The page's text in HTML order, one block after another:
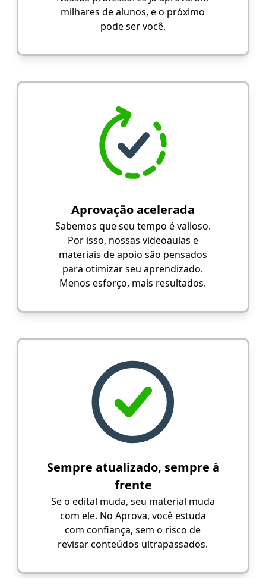
milhares de alunos, e o próximo
pode ser você.
Aprovação acelerada
Sabemos que seu tempo é valioso.
Por isso, nossas videoaulas e
materiais de apoio são pensados
para otimizar seu aprendizado.
Menos esforço, mais resultados.
Sempre atualizado, sempre à
frente
Se o edital muda, seu material muda
com ele. No Aprova, você estuda
com confiança, sem o risco de
revisar conteúdos ultrapassados.